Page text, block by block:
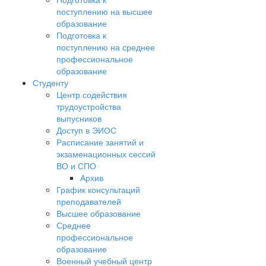
поступлению на высшее
образование
Подготовка к
поступлению на среднее
профессиональное
образование
Студенту
Центр содействия
трудоустройства
выпусников
Доступ в ЭИОС
Расписание занятий и
экзаменационных сессий
ВО и СПО
Архив
График консультаций
преподавателей
Высшее образование
Среднее
профессиональное
образование
Военный учебный центр